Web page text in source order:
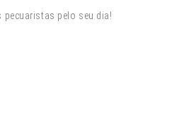
pelo seu dia!